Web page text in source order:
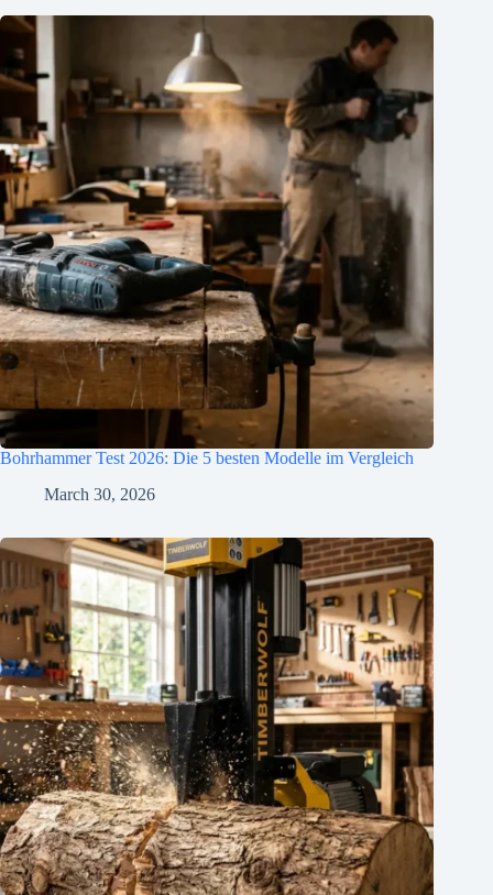
Bohrhammer Test 2026: Die 5 besten Modelle im Vergleich
March 30, 2026